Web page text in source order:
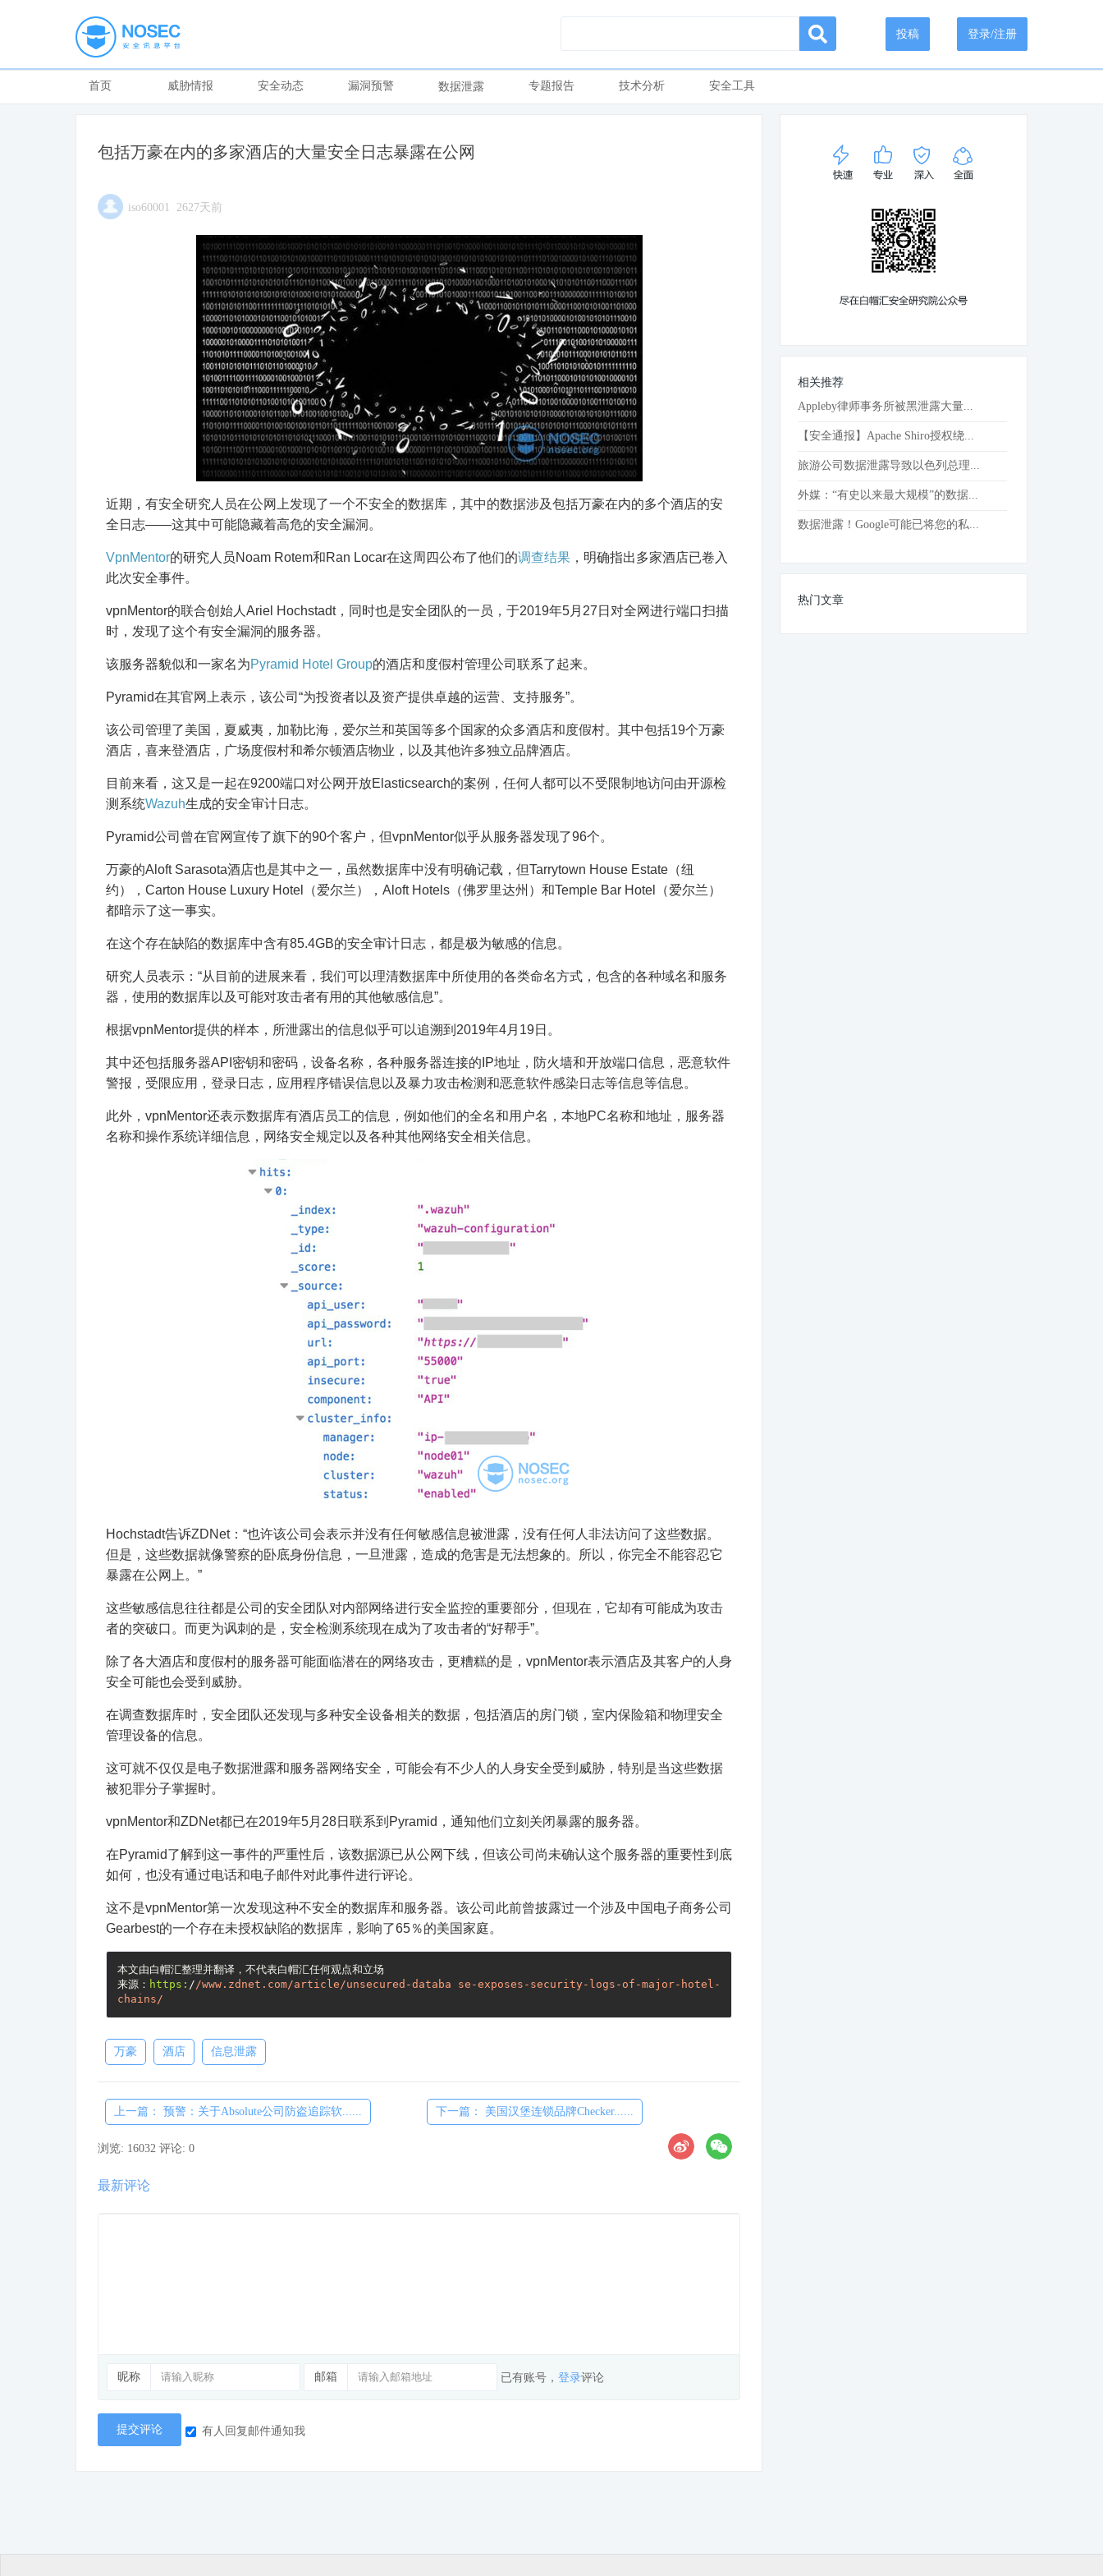
登录/注册
投稿
首页 威胁情报 安全动态 漏洞预警 数据泄露 专题报告 技术分析 安全工具
包括万豪在内的多家酒店的大量安全日志暴露在公网
iso60001 2627天前
近期，有安全研究人员在公网上发现了一个不安全的数据库，其中的数据涉及包括万豪在内的多个酒店的安
全日志——这其中可能隐藏着高危的安全漏洞。
VpnMentor的研究人员Noam Rotem和Ran Locar在这周四公布了他们的调查结果 ，明确指出多家酒店已卷入
此次安全事件。
vpnMentor的联合创始人Ariel Hochstadt，同时也是安全团队的一员，于2019年5月27日对全网进行端口扫描
时，发现了这个有安全漏洞的服务器。
该服务器貌似和一家名为Pyramid Hotel Group的酒店和度假村管理公司联系了起来。
Pyramid在其官网上表示，该公司“为投资者以及资产提供卓越的运营、支持服务”。
该公司管理了美国，夏威夷，加勒比海，爱尔兰和英国等多个国家的众多酒店和度假村。其中包括19个万豪
酒店，喜来登酒店，广场度假村和希尔顿酒店物业，以及其他许多独立品牌酒店。
目前来看，这又是一起在9200端口对公网开放Elasticsearch的案例，任何人都可以不受限制地访问由开源检
测系统Wazuh生成的安全审计日志。
Pyramid公司曾在官网宣传了旗下的90个客户，但vpnMentor似乎从服务器发现了96个。
万豪的Aloft Sarasota酒店也是其中之一，虽然数据库中没有明确记载，但Tarrytown House Estate（纽
约），Carton House Luxury Hotel（爱尔兰），Aloft Hotels（佛罗里达州）和Temple Bar Hotel（爱尔兰）
都暗示了这一事实。
在这个存在缺陷的数据库中含有85.4GB的安全审计日志，都是极为敏感的信息。
研究人员表示：“从目前的进展来看，我们可以理清数据库中所使用的各类命名方式，包含的各种域名和服务
器，使用的数据库以及可能对攻击者有用的其他敏感信息”。
根据vpnMentor提供的样本，所泄露出的信息似乎可以追溯到2019年4月19日。
其中还包括服务器API密钥和密码，设备名称，各种服务器连接的IP地址，防火墙和开放端口信息，恶意软件
警报，受限应用，登录日志，应用程序错误信息以及暴力攻击检测和恶意软件感染日志等信息等信息。
此外，vpnMentor还表示数据库有酒店员工的信息，例如他们的全名和用户名，本地PC名称和地址，服务器
名称和操作系统详细信息，网络安全规定以及各种其他网络安全相关信息。
Hochstadt告诉ZDNet：“也许该公司会表示并没有任何敏感信息被泄露，没有任何人非法访问了这些数据。
但是，这些数据就像警察的卧底身份信息，一旦泄露，造成的危害是无法想象的。所以，你完全不能容忍它
暴露在公网上。”
这些敏感信息往往都是公司的安全团队对内部网络进行安全监控的重要部分，但现在，它却有可能成为攻击
者的突破口。而更为讽刺的是，安全检测系统现在成为了攻击者的“好帮手”。
除了各大酒店和度假村的服务器可能面临潜在的网络攻击，更糟糕的是，vpnMentor表示酒店及其客户的人身
安全可能也会受到威胁。
在调查数据库时，安全团队还发现与多种安全设备相关的数据，包括酒店的房门锁，室内保险箱和物理安全
管理设备的信息。
这可就不仅仅是电子数据泄露和服务器网络安全，可能会有不少人的人身安全受到威胁，特别是当这些数据
被犯罪分子掌握时。
vpnMentor和ZDNet都已在2019年5月28日联系到Pyramid，通知他们立刻关闭暴露的服务器。
在Pyramid了解到这一事件的严重性后，该数据源已从公网下线，但该公司尚未确认这个服务器的重要性到底
如何，也没有通过电话和电子邮件对此事件进行评论。
这不是vpnMentor第一次发现这种不安全的数据库和服务器。该公司此前曾披露过一个涉及中国电子商务公司
Gearbest的一个存在未授权缺陷的数据库，影响了65％的美国家庭。
本文由白帽汇整理并翻译，不代表白帽汇任何观点和立场
来源： https: //www.zdnet.com/article/unsecured-databa se-exposes-security-logs-of-major-hotel-
chains/
万豪 酒店 信息泄露
上一篇： 预警：关于Absolute公司防盗追踪软...... 下一篇： 美国汉堡连锁品牌Checker......
浏览: 16032 评论: 0
最新评论
昵称 邮箱 已有账号， 登录评论
提交评论 有人回复邮件通知我
相关推荐
Appleby律师事务所被黑泄露大量...
【安全通报】Apache Shiro授权绕...
旅游公司数据泄露导致以色列总理...
外媒：“有史以来最大规模”的数据...
数据泄露！Google可能已将您的私...
热门文章